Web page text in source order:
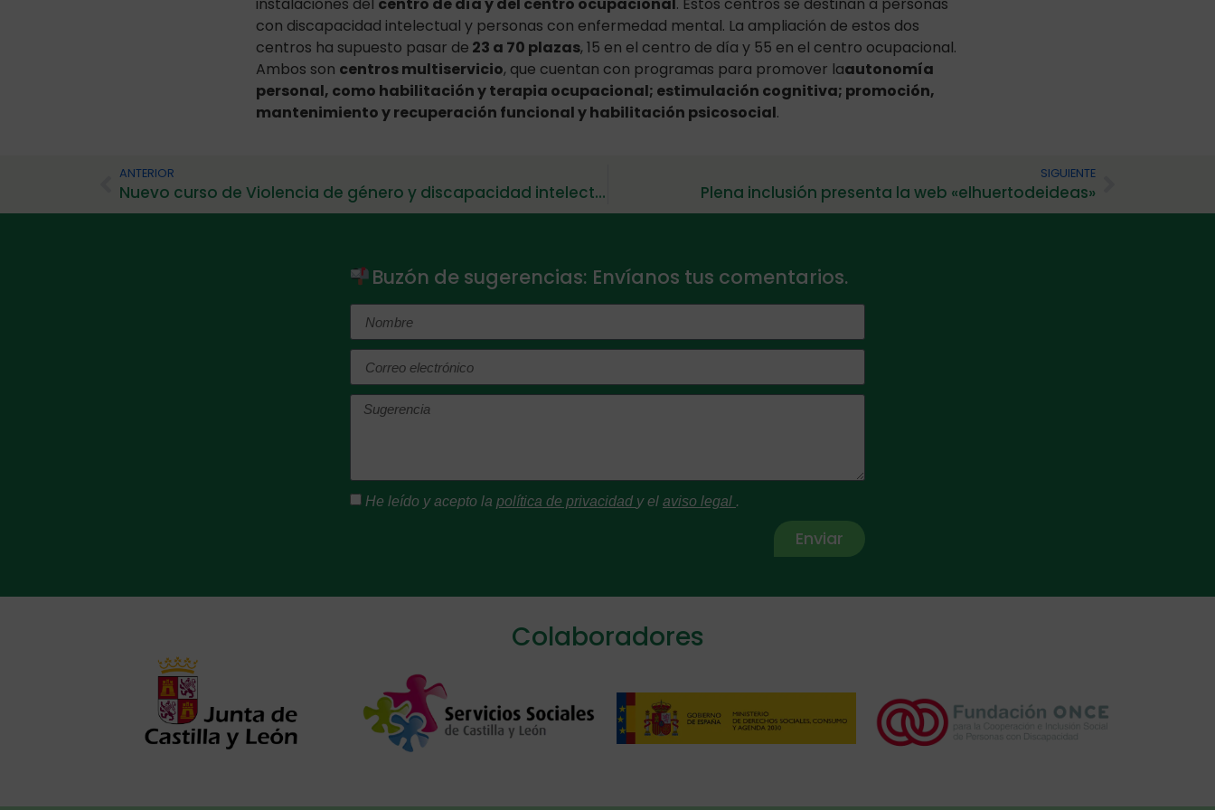
instalaciones del centro de día y del centro ocupacional. Estos centros se destinan a personas
con discapacidad intelectual y personas con enfermedad mental. La ampliación de estos dos
centros ha supuesto pasar de 23 a 70 plazas, 15 en el centro de día y 55 en el centro ocupacional.
Ambos son centros multiservicio, que cuentan con programas para promover laautonomía
personal, como habilitación y terapia ocupacional; estimulación cognitiva; promoción,
mantenimiento y recuperación funcional y habilitación psicosocial.
ANTERIOR
Nuevo curso de Violencia de género y discapacidad intelectual
SIGUIENTE
Plena inclusión presenta la web «elhuertodeideas»
Buzón de sugerencias: Envíanos tus comentarios.
He leído y acepto la política de privacidad y el aviso legal .
Enviar
Colaboradores